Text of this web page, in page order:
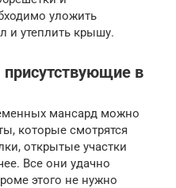
уложить
и утеплить крышу.
в
мансард можно
которые смотрятся
открытые участки
Все они удачно
этого не нужно